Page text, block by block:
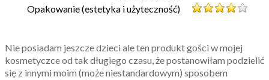
Opakowanie (estetyka i użyteczność)
Nie posiadam jeszcze dzieci ale ten produkt gości w mojej
kosmetyczce od tak długiego czasu, że postanowiłam podzielić
się z innymi moim (może niestandardowym) sposobem